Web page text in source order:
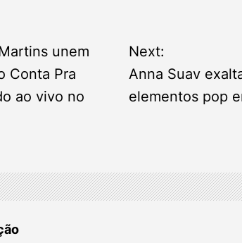
unem
Conta Pra
ao vivo no
Next:
Anna Suav
elementos pop